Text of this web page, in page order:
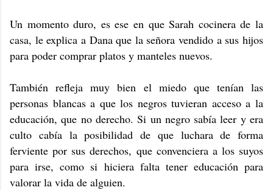
Un momento duro, es ese en que Sarah cocinera de la
casa, le explica a Dana que la señora vendido a sus hijos
para poder comprar platos y manteles nuevos.
También refleja muy bien el miedo que tenían las
personas blancas a que los negros tuvieran acceso a la
educación, que no derecho. Si un negro sabía leer y era
culto cabía la posibilidad de que luchara de forma
ferviente por sus derechos, que convenciera a los suyos
para irse, como si hiciera falta tener educación para
valorar la vida de alguien.